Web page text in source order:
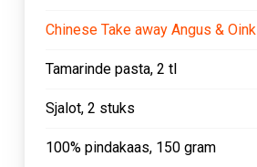
Chinese Take away Angus & Oink
Tamarinde pasta, 2 tl
Sjalot, 2 stuks
100% pindakaas, 150 gram